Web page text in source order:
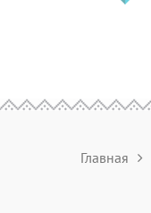
Главная